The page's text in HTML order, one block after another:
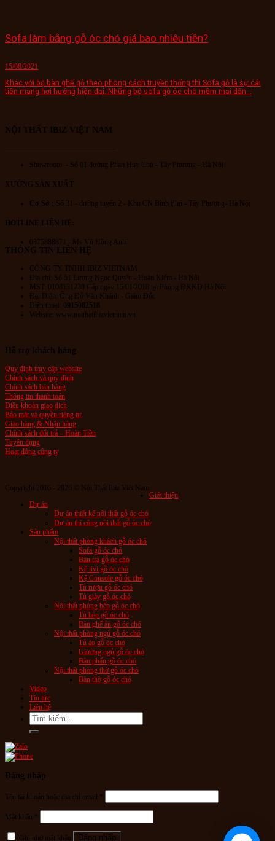
Sofa làm bằng gỗ óc chó giá bao nhiêu tiền?
15/08/2021
Khác với bộ bàn ghế gỗ theo phong cách truyền thống thì Sofa gỗ là sự cải
tiến mang hơi hướng hiện đại. Những bộ sofa gỗ óc chó mềm mại dần...
NỘI THẤT IBIZ VIỆT NAM
Showroom - Số 01 đường Phan Huy Chú - Tây Phương - Hà Nội
XƯỞNG SẢN XUẤT
Cơ Sở : Số 31 - đường tuyến 2 - Khu CN Bình Phú - Tây Phương- Hà Nội
HOTLINE LIÊN HỆ:
0375888871 - Ms Vũ Hồng Anh
THÔNG TIN LIÊN HỆ
CÔNG TY TNHH IBIZ VIETNAM
Địa chỉ: Số 51 Lương Ngọc Quyến - Hoàn Kiếm - Hà Nội
MST: 0108131230 Cấp ngày 15/01/2018 tại Phòng ĐKKD Hà Nội
Đại Diện: Ông Đỗ Văn Khánh - Giám Đốc
Điện thoại:
0915082518
Website: www.noithatibizvietnam.vn
Hỗ trợ khách hàng
Quy định truy cập website
Chính sách và quy định
Chính sách bán hàng
Thông tin thanh toán
Điều khoản giao dịch
Bảo mật và quyền riêng tư
Giao hàng & Nhận hàng
Chính sách đổi trả – Hoàn Tiền
Tuyển dụng
Hoạt động công ty
Copyright 2016 - 2026 © Nội Thất Ibiz Việt Nam
Giới thiệu
Dự án
Dự án thiết kế nội thất gỗ óc chó
Dự án thi công nội thất gỗ óc chó
Sản phẩm
Nội thất phòng khách gỗ óc chó
Sofa gỗ óc chó
Bàn trà gỗ óc chó
Kệ tivi gỗ óc chó
Kệ Console gỗ óc chó
Tủ rượu gỗ óc chó
Tủ giày gỗ óc chó
Nội thất phòng bếp gỗ óc chó
Tủ bếp gỗ óc chó
Bàn ghế ăn gỗ óc chó
Nội thất phòng ngủ gỗ óc chó
Tủ áo gỗ óc chó
Giường ngủ gỗ óc chó
Bàn phấn gỗ óc chó
Nội thất phòng thờ gỗ óc chó
Bàn thờ gỗ óc chó
Video
Tin tức
Liên hệ
Tìm
kiếm:
Đăng nhập
Tên tài khoản hoặc địa chỉ email *
Mật khẩu *
Ghi nhớ mật khẩu Đăng nhập